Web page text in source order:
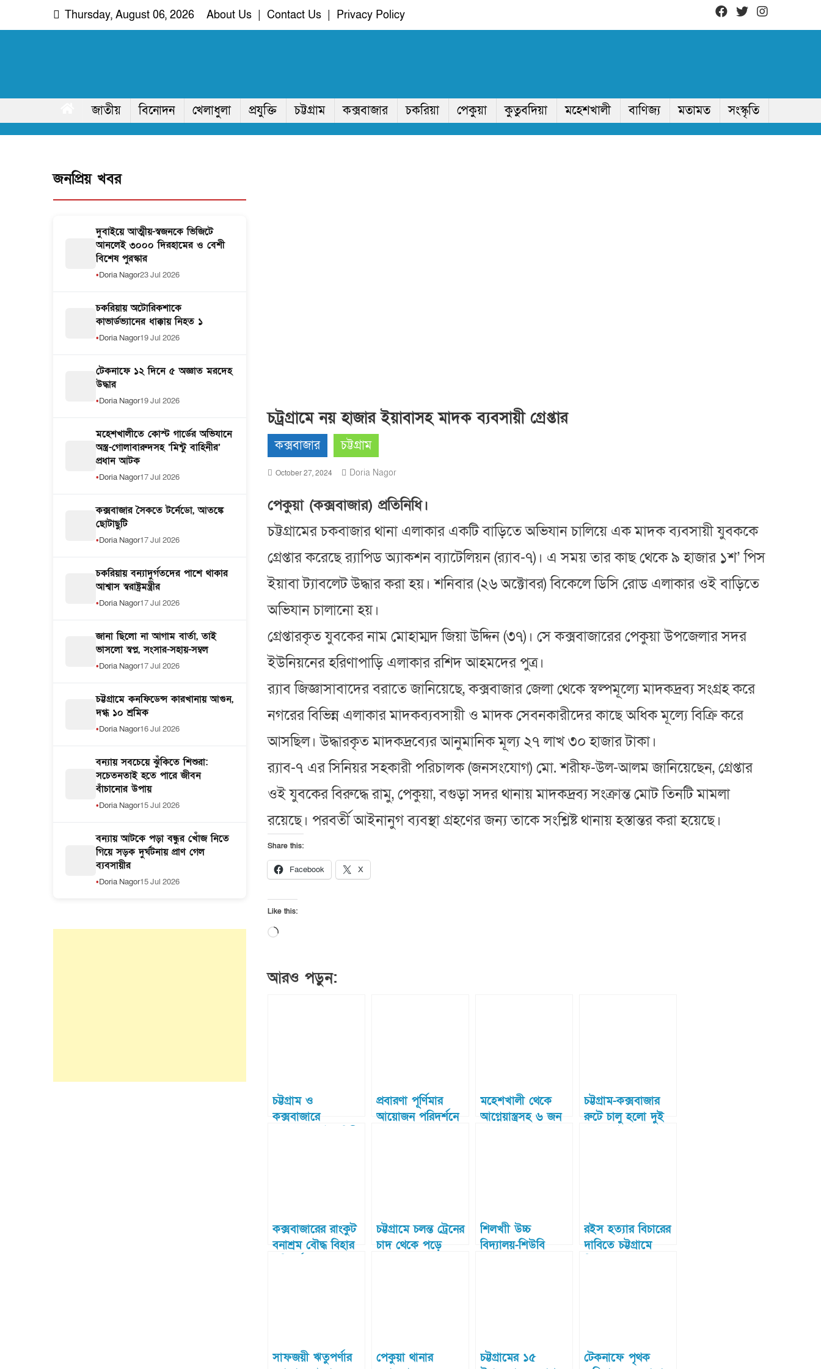
Thursday, August 06, 2026 About Us Contact Us Privacy Policy
দরিয়া নগর
অদৃশ্য খবরের আপোষহীন সত্য
জাতীয়
বিনোদন খেলাধুলা প্রযুক্তি চট্টগ্রাম কক্সবাজার চকরিয়া পেকুয়া কুতুবদিয়া মহেশখালী বাণিজ্য মতামত সংস্কৃতি
চট্রগ্রামে নয় হাজার ইয়াবাসহ মাদক ব্যবসায়ী গ্রেপ্তার
কক্সবাজার চট্টগ্রাম
October 27, 2024 Doria Nagor
পেকুয়া (কক্সবাজার) প্রতিনিধি।
চট্টগ্রামের চকবাজার থানা এলাকার একটি বাড়িতে অভিযান চালিয়ে এক মাদক ব্যবসায়ী যুবককে
গ্রেপ্তার করেছে র‍্যাপিড অ্যাকশন ব্যাটেলিয়ন (র‍্যাব-৭)। এ সময় তার কাছ থেকে ৯ হাজার ১শ’ পিস
ইয়াবা ট্যাবলেট উদ্ধার করা হয়।শনিবার (২৬ অক্টোবর) বিকেলে ডিসি রোড এলাকার ওই বাড়িতে
অভিযান চালানো হয়।
গ্রেপ্তারকৃত যুবকের নাম মোহাম্মদ জিয়া উদ্দিন (৩৭)। সে কক্সবাজারের পেকুয়া উপজেলার সদর
ইউনিয়নের হরিণাপাড়ি এলাকার রশিদ আহমদের পুত্র।
র‍্যাব জিজ্ঞাসাবাদের বরাতে জানিয়েছে, কক্সবাজার জেলা থেকে স্বল্পমূল্যে মাদকদ্রব্য সংগ্রহ করে
নগরের বিভিন্ন এলাকার মাদকব্যবসায়ী ও মাদক সেবনকারীদের কাছে অধিক মূল্যে বিক্রি করে
আসছিল। উদ্ধারকৃত মাদকদ্রব্যের আনুমানিক মূল্য ২৭ লাখ ৩০ হাজার টাকা।
র‍্যাব-৭ এর সিনিয়র সহকারী পরিচালক (জনসংযোগ) মো. শরীফ-উল-আলম জানিয়েছেন, গ্রেপ্তার
ওই যুবকের বিরুদ্ধে রামু, পেকুয়া, বগুড়া সদর থানায় মাদকদ্রব্য সংক্রান্ত মোট তিনটি মামলা
রয়েছে। পরবর্তী আইনানুগ ব্যবস্থা গ্রহণের জন্য তাকে সংশ্লিষ্ট থানায় হস্তান্তর করা হয়েছে।
Share this:
Facebook X
Like this:
Loading…
আরও পড়ুন:
চট্টগ্রাম ও
কক্সবাজারে
প্রবারণা পূর্ণিমার
আয়োজন পরিদর্শনে
মহেশখালী থেকে
আগ্নেয়াস্ত্রসহ ৬ জন
চট্টগ্রাম-কক্সবাজার
রুটে চালু হলো দুই
কক্সবাজারের রাংকুট
বনাশ্রম বৌদ্ধ বিহার
চট্টগ্রামে চলন্ত ট্রেনের
চাদ থেকে পড়ে
শিলখাী উচ্চ
বিদ্যালয়-শিউবি
রইস হত্যার বিচারের
দাবিতে চট্টগ্রামে
সাফজয়ী ঋতুপর্ণার
পেকুয়া থানার
চট্টগ্রামের ১৫
টেকনাফে পৃথক
জনপ্রিয় খবর
দুবাইয়ে আত্মীয়-স্বজনকে ভিজিটে
আনলেই ৩০০০ দিরহামের ও বেশী
বিশেষ পুরস্কার
Doria Nagor23 Jul 2026
চকরিয়ায় অটোরিকশাকে
কাভার্ডভ্যানের ধাক্কায় নিহত ১
Doria Nagor19 Jul 2026
টেকনাফে ১২ দিনে ৫ অজ্ঞাত মরদেহ
উদ্ধার
Doria Nagor19 Jul 2026
মহেশখালীতে কোস্ট গার্ডের অভিযানে
অস্ত্র-গোলাবারুদসহ ‘মিন্টু বাহিনীর’
প্রধান আটক
Doria Nagor17 Jul 2026
কক্সবাজার সৈকতে টর্নেডো, আতঙ্কে
ছোটাছুটি
Doria Nagor17 Jul 2026
চকরিয়ায় বন্যাদুর্গতদের পাশে থাকার
আশ্বাস স্বরাষ্ট্রমন্ত্রীর
Doria Nagor17 Jul 2026
জানা ছিলো না আগাম বার্তা, তাই
ভাসলো স্বপ্ন, সংসার-সহায়-সম্বল
Doria Nagor17 Jul 2026
চট্টগ্রামে কনফিডেন্স কারখানায় আগুন,
দগ্ধ ১০ শ্রমিক
Doria Nagor16 Jul 2026
বন্যায় সবচেয়ে ঝুঁকিতে শিশুরা:
সচেতনতাই হতে পারে জীবন
বাঁচানোর উপায়
Doria Nagor15 Jul 2026
বন্যায় আটকে পড়া বন্ধুর খোঁজ নিতে
গিয়ে সড়ক দুর্ঘটনায় প্রাণ গেল
ব্যবসায়ীর
Doria Nagor15 Jul 2026